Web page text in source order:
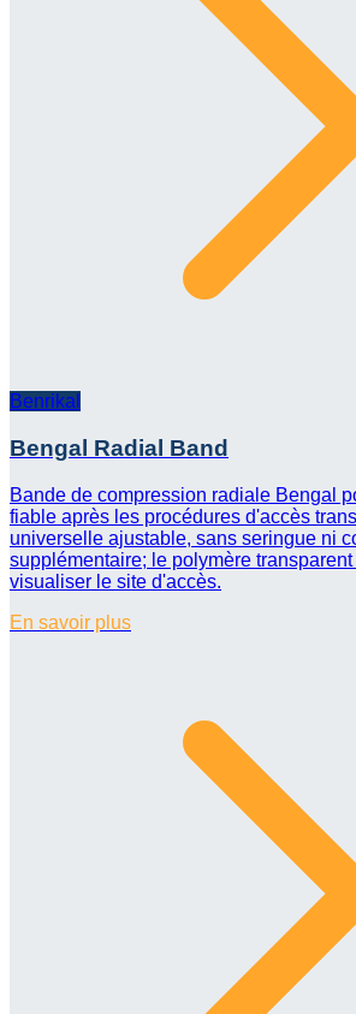
Benrikal
Bengal Radial Band
Bande de compression radiale Bengal
fiable après les procédures d'accès
universelle ajustable, sans seringue ni
supplémentaire; le polymère
visualiser le site d'accès.
En savoir plus